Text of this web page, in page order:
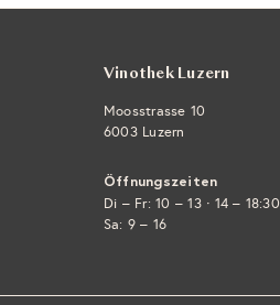
Vinothek Luzern
Moosstrasse 10
6003 Luzern
Öffnungszeiten
Di – Fr: 10 – 13 · 14 – 18:30
Sa: 9 – 16